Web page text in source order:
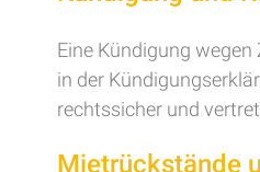
Eine Kündigung
in der
rechtssicher und
Mietrückstände